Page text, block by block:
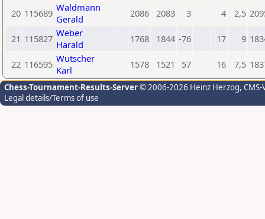
20 115689 Waldmann
Gerald
2086 2083 3 4 2,5
21 115827 Weber
Harald
1768 1844 -76 17 9
22 116595 Wutscher
Karl
1578 1521 57 16 7,5
Chess-Tournament-Results-Server© 2006-2026 Heinz Herzog,
Legal details/Terms of use